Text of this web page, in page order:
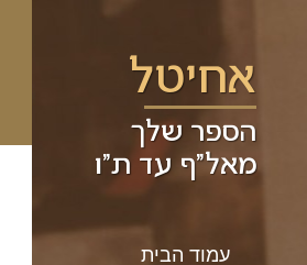
עמוד הבית